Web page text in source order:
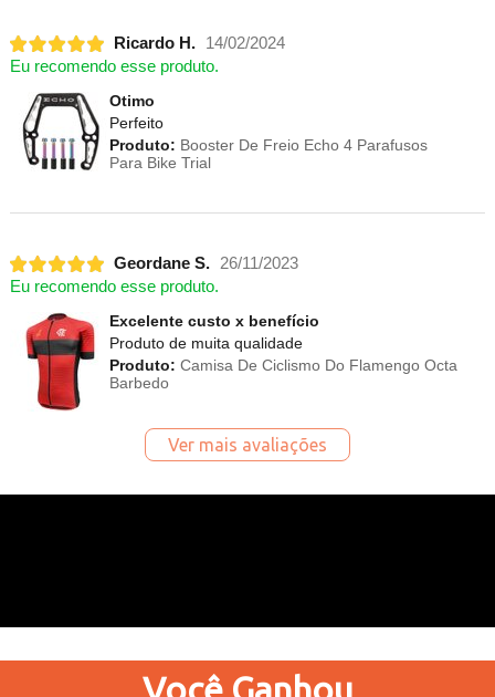
Ricardo H.
14/02/2024
Eu recomendo esse produto.
Otimo
Perfeito
Produto: Booster De Freio Echo 4 Parafusos
Para Bike Trial
Geordane S. 26/11/2023
Eu recomendo esse produto.
Excelente custo x benefício
Produto de muita qualidade
Produto: Camisa De Ciclismo Do Flamengo Octa
Barbedo
Ver mais avaliações